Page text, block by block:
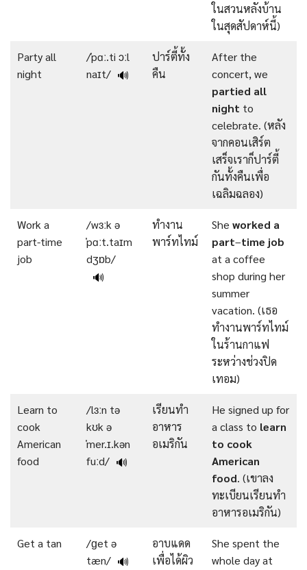
ในสวนหลังบ้าน
ในสุดสัปดาห์นี้)
Party all
night
/ˈpɑː.ti ɔːl
naɪt/ 🔊
ปาร์ตี้ทั้ง
คืน
After the
concert, we
partied all
night to
celebrate. (หลัง
จากคอนเสิร์ต
เสร็จเราก็ปาร์ตี้
กันทั้งคืนเพื่อ
เฉลิมฉลอง)
Work a
part-time
job
/wɜːk ə
ˈpɑːt.taɪm
dʒɒb/
🔊
ทำงาน
พาร์ทไทม์
She worked a
part–time job
at a coffee
shop during her
summer
vacation. (เธอ
ทำงานพาร์ทไทม์
ในร้านกาแฟ
ระหว่างช่วงปิด
เทอม)
Learn to
cook
American
food
/lɜːn tə
kʊk ə
ˈmer.ɪ.kən
fuːd/ 🔊
เรียนทำ
อาหาร
อเมริกัน
He signed up for
a class to learn
to cook
American
food. (เขาลง
ทะเบียนเรียนทำ
อาหารอเมริกัน)
Get a tan
/ɡet ə
tæn/ 🔊
อาบแดด
เพื่อได้ผิว
She spent the
whole day at